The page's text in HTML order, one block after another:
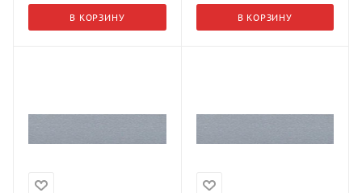
В КОРЗИНУ В КОРЗИНУ